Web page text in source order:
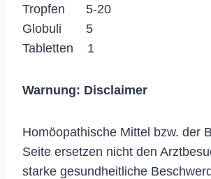
Tropfen 5-20
Globuli 5
Tabletten 1
Warnung: Disclaimer
Homöopathische Mittel bzw. der
Seite ersetzen nicht den
starke gesundheitliche